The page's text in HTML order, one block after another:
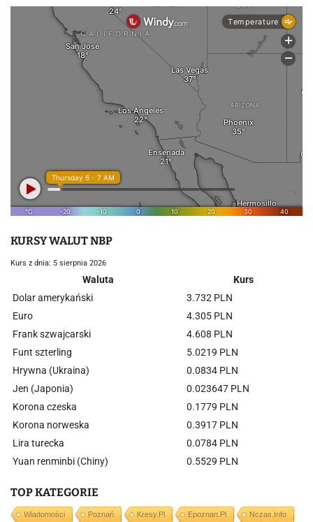
KURSY WALUT NBP
Kurs z dnia: 5 sierpnia 2026
Waluta
Kurs
Dolar amerykański
3.732 PLN
Euro
4.305 PLN
Frank szwajcarski
4.608 PLN
Funt szterling
5.0219 PLN
Hrywna (Ukraina)
0.0834 PLN
Jen (Japonia)
0.023647 PLN
Korona czeska
0.1779 PLN
Korona norweska
0.3917 PLN
Lira turecka
0.0784 PLN
Yuan renminbi (Chiny)
0.5529 PLN
TOP KATEGORIE
Wiadomości Poznań Kresy.pl Epoznan.pl Nczas.info